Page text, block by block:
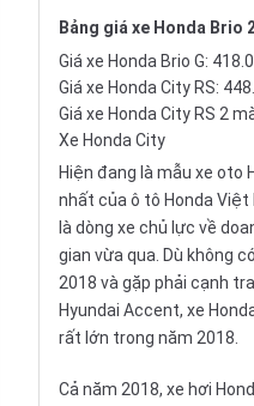
Bảng giá xe Honda Brio
Giá xe Honda Brio G:
Giá xe Honda City RS:
Giá xe Honda City RS 2
Xe Honda City
Hiện đang là mẫu xe oto
nhất của ô tô Honda Việt
là dòng xe chủ lực về
gian vừa qua. Dù không
2018 và gặp phải cạnh
Hyundai Accent, xe
rất lớn trong năm 2018.
Cả năm 2018, xe hơi